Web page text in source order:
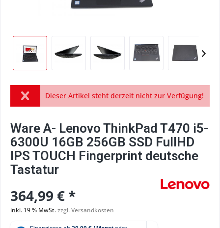
Dieser Artikel steht derzeit nicht zur Verfügung!
Ware A- Lenovo ThinkPad T470 i5-
6300U 16GB 256GB SSD FullHD
IPS TOUCH Fingerprint deutsche
Tastatur
364,99 € *
inkl. 19 % MwSt.zzgl. Versandkosten